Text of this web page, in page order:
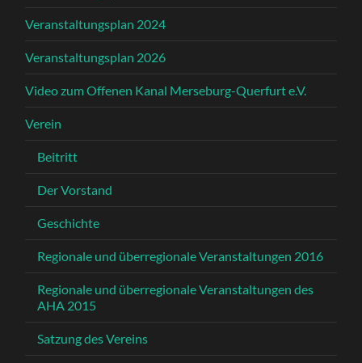
Veranstaltungsplan 2024
Veranstaltungsplan 2026
Video zum Offenen Kanal Merseburg-Querfurt e.V.
Verein
Beitritt
Der Vorstand
Geschichte
Regionale und überregionale Veranstaltungen 2016
Regionale und überregionale Veranstaltungen des
AHA 2015
Satzung des Vereins